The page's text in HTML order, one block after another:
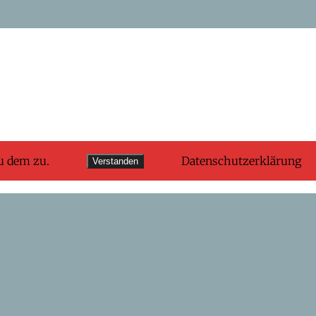
dem zu. Verstanden Datenschutzerklärung